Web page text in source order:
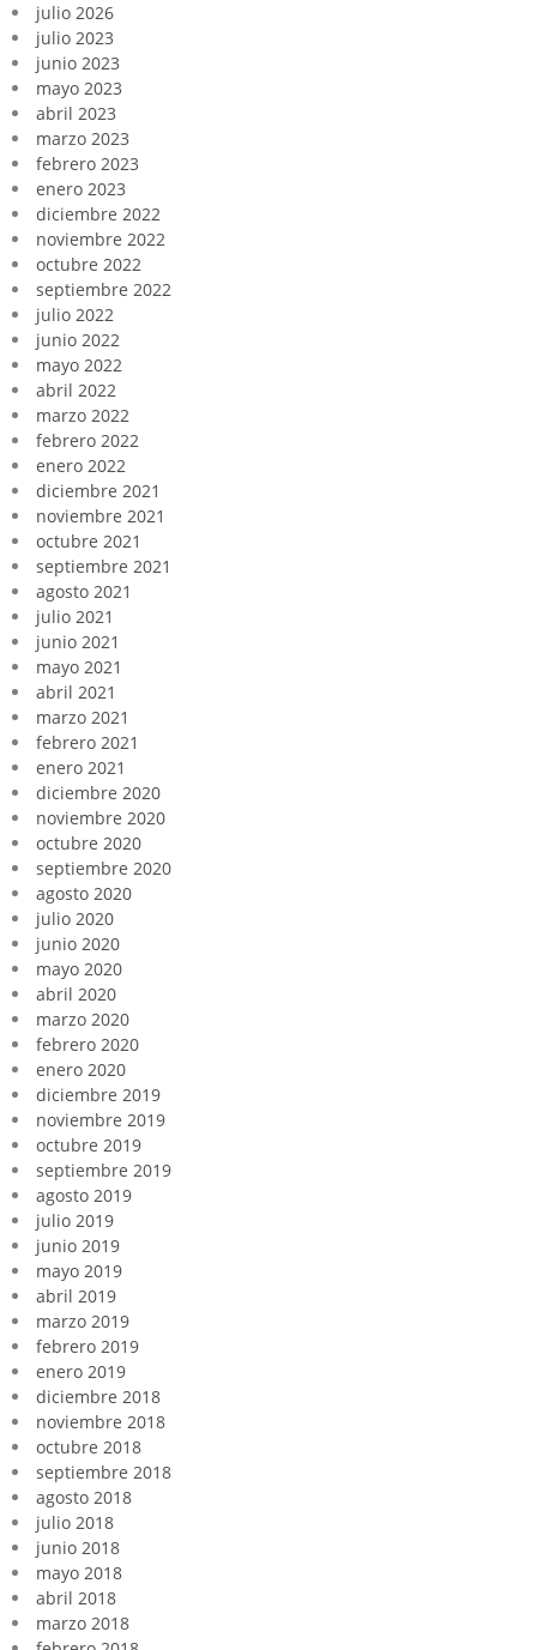
julio 2026
julio 2023
junio 2023
mayo 2023
abril 2023
marzo 2023
febrero 2023
enero 2023
diciembre 2022
noviembre 2022
octubre 2022
septiembre 2022
julio 2022
junio 2022
mayo 2022
abril 2022
marzo 2022
febrero 2022
enero 2022
diciembre 2021
noviembre 2021
octubre 2021
septiembre 2021
agosto 2021
julio 2021
junio 2021
mayo 2021
abril 2021
marzo 2021
febrero 2021
enero 2021
diciembre 2020
noviembre 2020
octubre 2020
septiembre 2020
agosto 2020
julio 2020
junio 2020
mayo 2020
abril 2020
marzo 2020
febrero 2020
enero 2020
diciembre 2019
noviembre 2019
octubre 2019
septiembre 2019
agosto 2019
julio 2019
junio 2019
mayo 2019
abril 2019
marzo 2019
febrero 2019
enero 2019
diciembre 2018
noviembre 2018
octubre 2018
septiembre 2018
agosto 2018
julio 2018
junio 2018
mayo 2018
abril 2018
marzo 2018